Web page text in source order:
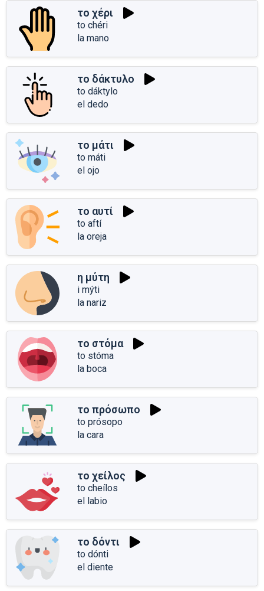
το χέρι
to chéri
la mano
το δάκτυλο
to dáktylo
el dedo
το μάτι
to máti
el ojo
το αυτί
to aftí
la oreja
η μύτη
i mýti
la nariz
το στόμα
to stóma
la boca
το πρόσωπο
to prósopo
la cara
το χείλος
to cheílos
el labio
το δόντι
to dónti
el diente